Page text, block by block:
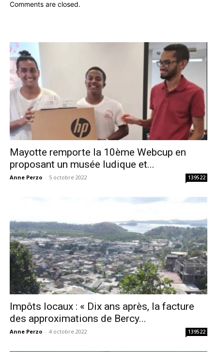
Comments are closed.
Mayotte remporte la 10ème Webcup en
proposant un musée ludique et...
Anne Perzo - 5 octobre 2022 139522
Impôts locaux : « Dix ans après, la facture
des approximations de Bercy...
Anne Perzo - 4 octobre 2022 139522